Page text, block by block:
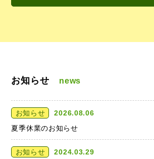
お知らせ news
お知らせ
2026.08.06
夏季休業のお知らせ
お知らせ
2024.03.29